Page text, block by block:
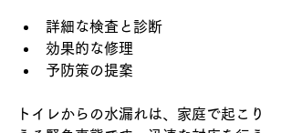
詳細な検査と診断
効果的な修理
予防策の提案
トイレからの水漏れは、家庭で起こり